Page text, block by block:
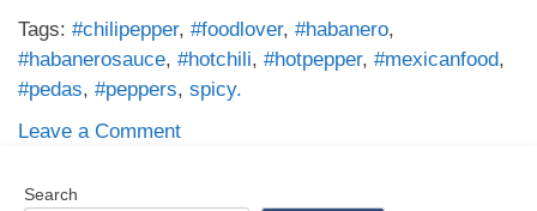
Tags: #chilipepper, #foodlover, #habanero,
#habanerosauce, #hotchili, #hotpepper, #mexicanfood,
#pedas, #peppers, spicy.
Leave a Commenton
Search